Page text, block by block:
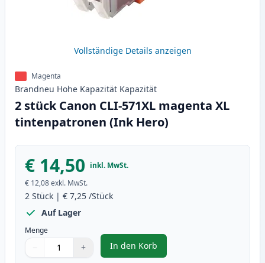
Vollständige Details anzeigen
Magenta
Brandneu Hohe Kapazität Kapazität
2 stück Canon CLI-571XL magenta XL
tintenpatronen (Ink Hero)
€ 14,50 inkl. MwSt.
€ 12,08exkl. MwSt.
2 Stück | € 7,25 /Stück
Auf Lager
Menge
Verwenden Sie die Tasten, um anzupassen
− +
1
In den Korb
, 2 stück Canon CLI-571XL